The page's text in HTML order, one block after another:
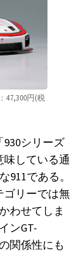
47,300円(税
シリーズ
味している通
911である。
ゴリーでは無
わせてしま
ンGT-
関係性にも